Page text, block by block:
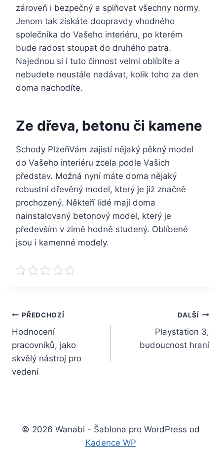
zároveň i bezpečný a splňovat všechny normy.
Jenom tak získáte doopravdy vhodného
společníka do Vašeho interiéru, po kterém
bude radost stoupat do druhého patra.
Najednou si i tuto činnost velmi oblíbíte a
nebudete neustále nadávat, kolik toho za den
doma nachodíte.
Ze dřeva, betonu či kamene
Schody PlzeňVám zajistí nějaký pěkný model
do Vašeho interiéru zcela podle Vašich
představ. Možná nyní máte doma nějaký
robustní dřevěný model, který je již značně
prochozený. Někteří lidé mají doma
nainstalovaný betonový model, který je
především v zimě hodně studený. Oblíbené
jsou i kamenné modely.
Navigace
pro
příspěvek
PŘEDCHOZÍ
Hodnocení
pracovníků, jako
skvělý nástroj pro
vedení
DALŠÍ
Playstation 3,
budoucnost hraní
© 2026 Wanabi - Šablona pro WordPress od
Kadence WP